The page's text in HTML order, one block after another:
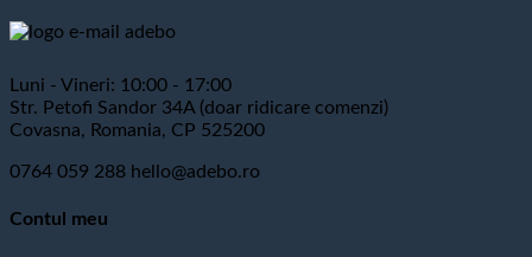
Luni - Vineri: 10:00 - 17:00
Str. Petofi Sandor 34A (doar ridicare comenzi)
Covasna, Romania, CP 525200
0764 059 288 hello@adebo.ro
Contul meu